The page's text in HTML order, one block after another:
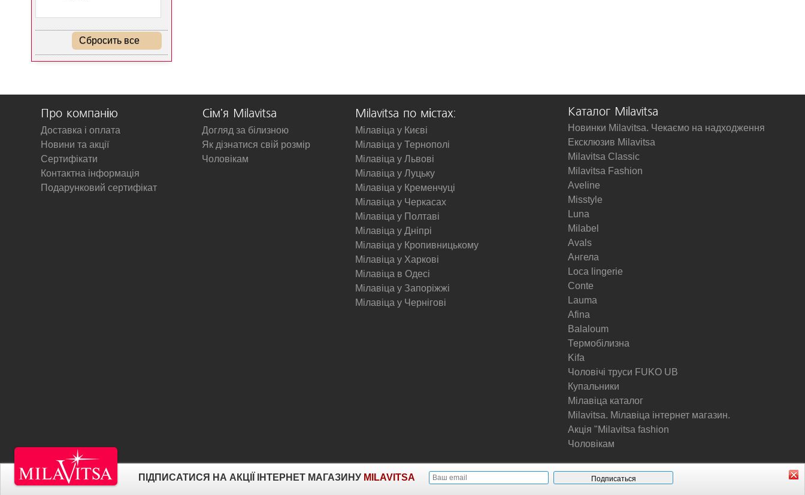
Сбросить все
Про компанію
Доставка і оплата
Новини та акції
Сертифікати
Контактна інформація
Подарунковий сертифікат
Сім'я Milavitsa
Догляд за білизною
Як дізнатися свій розмір
Чоловікам
Milavitsa по містах:
Мілавіца у Києві
Мілавіца у Тернополі
Мілавіца у Львові
Мілавіца у Луцьку
Мілавіца у Кременчуці
Мілавіца у Черкасах
Мілавіца у Полтаві
Мілавіца у Дніпрі
Мілавіца у Кропивницькому
Мілавіца у Харкові
Мілавіца в Одесі
Мілавіца у Запоріжжі
Мілавіца у Чернігові
Каталог Milavitsa
Новинки Milavitsa. Чекаємо на надходження
Ексклюзив Milavitsa
Milavitsa Classic
Milavitsa Fashion
Aveline
Misstyle
Luna
Milabel
Avals
Ангела
Loca lingerie
Conte
Lauma
Afina
Balaloum
Термобілизна
Kifa
Чоловічі труси FUKO UB
Купальники
Мілавіца каталог
Milavitsa. Мілавіца інтернет магазин.
Акція "Milavitsa fashion
Чоловікам
ПІДПИСАТИСЯ НА АКЦІЇ ІНТЕРНЕТ МАГАЗИНУ MILAVITSA
© Milavitsa.